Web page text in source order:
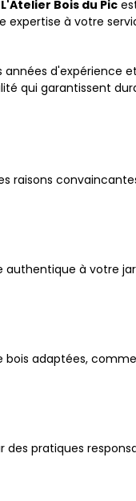
L'Atelier Bois du Pic
expertise à votre
d'expérience
qui garantissent
raisons
à votre
bois adaptées,
pratiques